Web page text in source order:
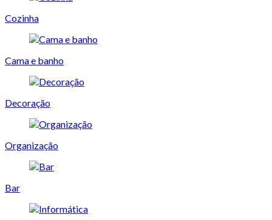
Cozinha
Cama e banho
Decoração
Organização
Bar